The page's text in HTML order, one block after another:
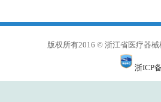
版权所有2016 © 浙江省医疗器
浙ICP